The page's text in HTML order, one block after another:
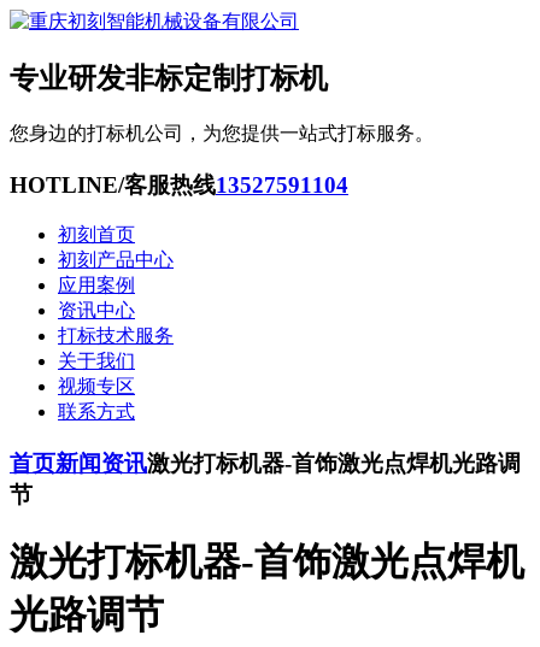
专业研发非标定制打标机
您身边的打标机公司，为您提供一站式打标服务。
HOTLINE/客服热线13527591104
初刻首页
初刻产品中心
应用案例
资讯中心
打标技术服务
关于我们
视频专区
联系方式
首页新闻资讯激光打标机器-首饰激光点焊机光路调
节
激光打标机器-首饰激光点焊机
光路调节